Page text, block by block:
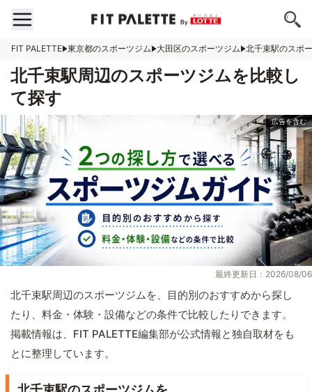
FIT PALETTE 東京都のスポーツジム 大田区のスポーツジム 北千束駅のスポ
北千束駅周辺のスポーツジムを比較し
て探す
最終更新日：2026/08/06
北千束駅周辺のスポーツジムを、目的別のおすすめから探し
たり、料金・体験・設備などの条件で比較したりできます。
掲載情報は、FIT PALETTE編集部が公式情報と独自取材をも
とに整理しています。